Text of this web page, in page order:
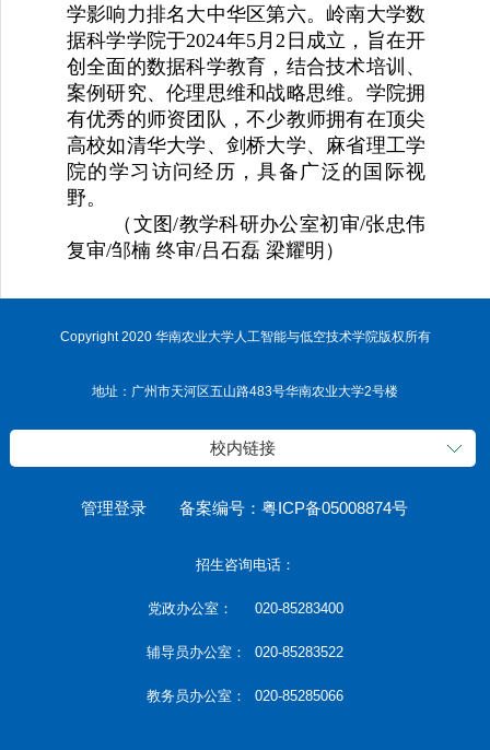
学影响力排名大中华区第六。岭南大学数
据科学学院于2024年5月2日成立，旨在开
创全面的数据科学教育，结合技术培训、
案例研究、伦理思维和战略思维。学院拥
有优秀的师资团队，不少教师拥有在顶尖
高校如清华大学、剑桥大学、麻省理工学
院的学习访问经历，具备广泛的国际视
野。
（文图/教学科研办公室初审/张忠伟
复审/邹楠 终审/吕石磊 梁耀明）
Copyright 2020 华南农业大学人工智能与低空技术学院版权所有
地址：广州市天河区五山路483号华南农业大学2号楼
校内链接
管理登录 备案编号：粤ICP备05008874号
招生咨询电话：
党政办公室： 020-85283400
辅导员办公室： 020-85283522
教务员办公室： 020-85285066